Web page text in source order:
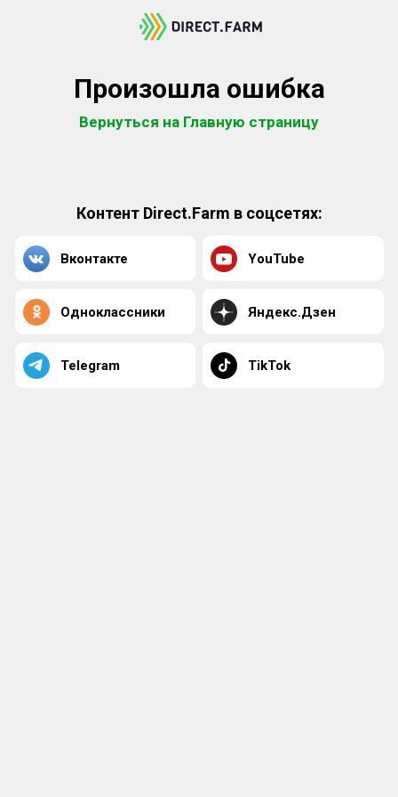
Произошла ошибка
Вернуться на Главную страницу
Контент Direct.Farm в соцсетях:
Вконтакте YouTube
Одноклассники Яндекс.Дзен
Telegram TikTok